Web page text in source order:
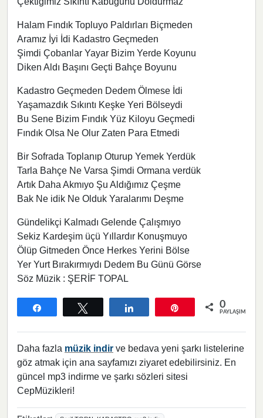
Halam Fındık Topluyo Paldırları Biçmeden
Aramız İyi İdi Kadastro Geçmeden
Şimdi Çobanlar Yayar Bizim Yerde Koyunu
Diken Aldı Başını Geçti Bahçe Boyunu
Kadastro Geçmeden Dedem Ölmese İdi
Yaşamazdık Sıkıntı Keşke Yeri Bölseydi
Bu Sene Bizim Fındık Yüz Kiloyu Geçmedi
Fındık Olsa Ne Olur Zaten Para Etmedi
Bir Sofrada Toplanıp Oturup Yemek Yerdük
Tarla Bahçe Ne Varsa Şimdi Ormana verdük
Artık Daha Akmıyo Şu Aldığımız Çeşme
Bak Ne idik Ne Olduk Yaralarımı Deşme
Gündelikçi Kalmadı Gelende Çalışmıyo
Sekiz Kardeşim üçü Yıllardır Konuşmuyo
Ölüp Gitmeden Önce Herkes Yerini Bölse
Yer Yurt Bırakırmıydı Dedem Bu Günü Görse
Söz Müzik : ŞERİF TOPAL
0
PAYLAŞIMLAR
Daha fazla müzik indir ve bedava yeni şarkı listelerine
göz atmak için ana sayfamızı ziyaret edebilirsiniz. En
güncel mp3 indirme ve şarkı sözleri sitesi
CepMüzikleri!